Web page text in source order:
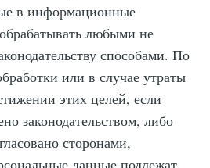
в информационные
любыми не
способами. По
или в случае утраты
этих целей, если
законодательством, либо
сторонами,
данные подлежат